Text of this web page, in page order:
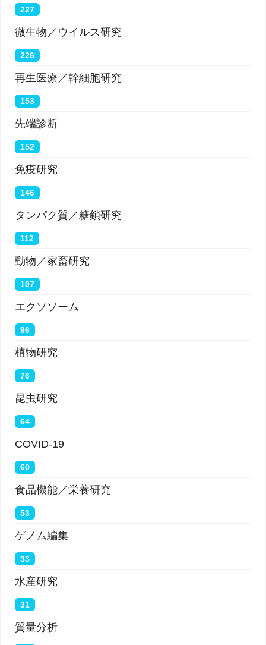
227
微生物／ウイルス研究
226
再生医療／幹細胞研究
153
先端診断
152
免疫研究
146
タンパク質／糖鎖研究
112
動物／家畜研究
107
エクソソーム
96
植物研究
76
昆虫研究
64
COVID-19
60
食品機能／栄養研究
53
ゲノム編集
33
水産研究
31
質量分析